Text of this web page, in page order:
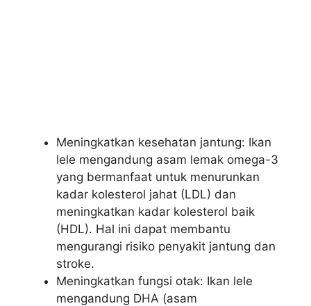
Meningkatkan kesehatan jantung: Ikan
lele mengandung asam lemak omega-3
yang bermanfaat untuk menurunkan
kadar kolesterol jahat (LDL) dan
meningkatkan kadar kolesterol baik
(HDL). Hal ini dapat membantu
mengurangi risiko penyakit jantung dan
stroke.
Meningkatkan fungsi otak: Ikan lele
mengandung DHA (asam